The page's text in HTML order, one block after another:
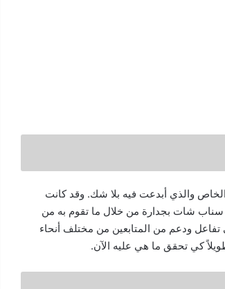
والذي أبدعت فيه بلا شك. وقد كانت
سناب شات بجدارة من خلال ما تقوم به من
تفاعل ودعم من المتابعين من مختلف أنحاء
كي تحقق ما هي عليه الآن.